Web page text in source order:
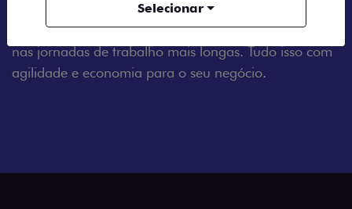
e 370 Nm de torque, ele conta com transmissão
manual de 6 marchas, garantindo mais eficiência até
nas jornadas de trabalho mais longas. Tudo isso com
agilidade e economia para o seu negócio.
Selecionar